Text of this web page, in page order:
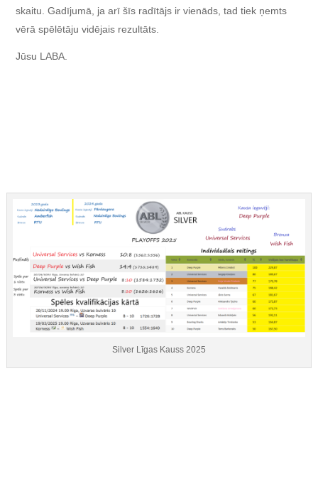
skaitu. Gadījumā, ja arī šīs radītājs ir vienāds, tad tiek ņemts
vērā spēlētāju vidējais rezultāts.
Jūsu LABA.
Silver Līgas Kauss 2025